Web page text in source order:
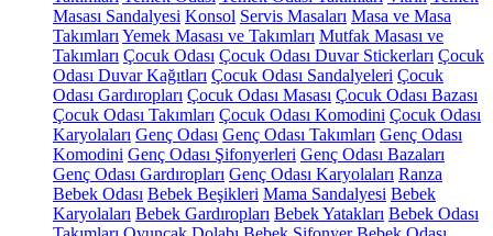
Masası Sandalyesi Konsol Servis Masaları Masa ve Masa
Takımları Yemek Masası ve Takımları Mutfak Masası ve
Takımları Çocuk Odası Çocuk Odası Duvar Stickerları Çocuk
Odası Duvar Kağıtları Çocuk Odası Sandalyeleri Çocuk
Odası Gardıropları Çocuk Odası Masası Çocuk Odası Bazası
Çocuk Odası Takımları Çocuk Odası Komodini Çocuk Odası
Karyolaları Genç Odası Genç Odası Takımları Genç Odası
Komodini Genç Odası Şifonyerleri Genç Odası Bazaları
Genç Odası Gardıropları Genç Odası Karyolaları Ranza
Bebek Odası Bebek Beşikleri Mama Sandalyesi Bebek
Karyolaları Bebek Gardıropları Bebek Yatakları Bebek Odası